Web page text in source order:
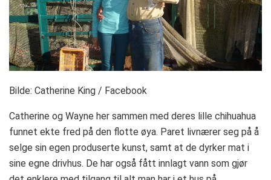
Bilde: Catherine King / Facebook
Catherine og Wayne her sammen med deres lille chihuahua
funnet ekte fred på den flotte øya. Paret livnærer seg på å
selge sin egen produserte kunst, samt at de dyrker mat i
sine egne drivhus. De har også fått innlagt vann som gjør